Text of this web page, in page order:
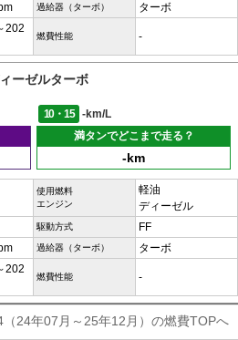
過給器（ターボ） ターボ
202
燃費性能 -
ーゼルターボ
10・15
-km/L
満タンでどこまで走る？
-km
使用燃料
エンジン
軽油
ディーゼル
駆動方式 FF
過給器（ターボ） ターボ
202
燃費性能 -
24年07月～25年12月）の燃費TOPへ